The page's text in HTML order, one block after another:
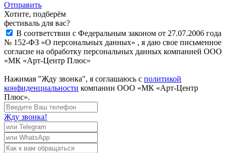
Отправить
Хотите, подберём
фестиваль для вас?
В соответствии с Федеральным законом от 27.07.2006 года
№ 152-ФЗ «О персональных данных» , я даю свое письменное
согласие на обработку персональных данных компанией ООО
«МК «Арт-Центр Плюс»
Нажимая "Жду звонка", я соглашаюсь с политикой
конфиденциальности компании ООО «МК «Арт-Центр
Плюс».
Жду звонка!